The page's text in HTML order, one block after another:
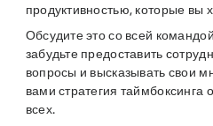
продуктивностью, которые вы
Обсудите это со всей
забудьте предоставить
вопросы и высказывать свои
вами стратегия таймбоксинга
всех.